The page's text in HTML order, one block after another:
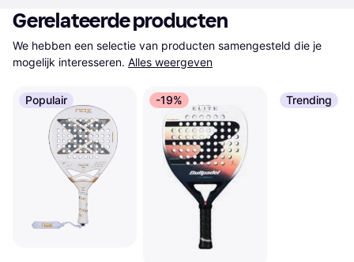
Gerelateerde producten
We hebben een selectie van producten samengesteld die je
mogelijk interesseren. Alles weergeven
Populair -19% Trending